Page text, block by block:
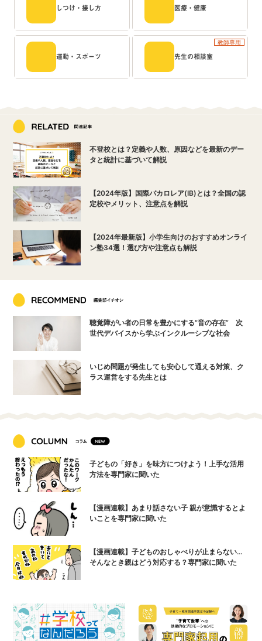
しつけ・接し方 医療・健康
運動・スポーツ
教師専用
先生の相談室
不登校とは？定義や人数、原因などを最新のデー
タと統計に基づいて解説
【2024年版】国際バカロレア(IB)とは？全国の認
定校やメリット、注意点を解説
【2024年最新版】小学生向けのおすすめオンライ
ン塾34選！選び方や注意点も解説
聴覚障がい者の日常を豊かにする“音の存在” 次
世代デバイスから学ぶインクルーシブな社会
いじめ問題が発生しても安心して通える対策、ク
ラス運営をする先生とは
子どもの「好き」を味方につけよう！上手な活用
方法を専門家に聞いた
【漫画連載】あまり話さない子 親が意識するとよ
いことを専門家に聞いた
【漫画連載】子どものおしゃべりが止まらない…
そんなとき親はどう対応する？専門家に聞いた